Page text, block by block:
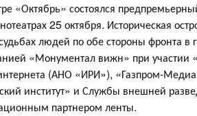
«Октябрь» состоялся
25 октября. Историческая
людей по обе стороны фронта
«Монументал вижн» при участии
(АНО «ИРИ»), «Газпром-
институт» и Службы внешней
партнером ленты.